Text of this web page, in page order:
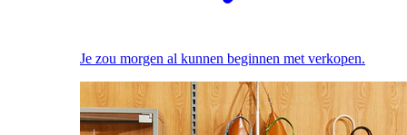
Je zou morgen al kunnen beginnen met verkopen.